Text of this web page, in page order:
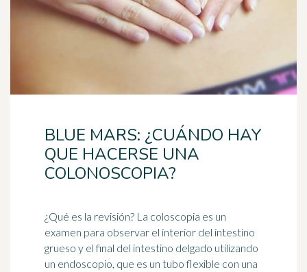
BLUE MARS: ¿CUÁNDO HAY
QUE HACERSE UNA
COLONOSCOPIA?
¿Qué es la revisión? La coloscopia es un
examen para observar el interior del intestino
grueso y el final del intestino delgado utilizando
un endoscopio, que es un tubo flexible con una